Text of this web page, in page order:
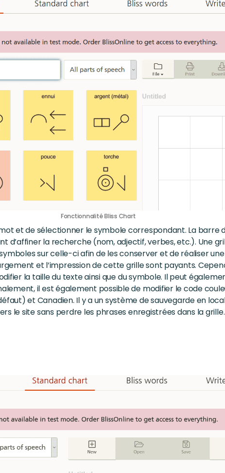
Fonctionnalité Bliss Chart
et de sélectionner le symbole correspondant. La barre
d’affiner la recherche (nom, adjectif, verbes, etc.). Une
sur celle-ci afin de les conserver et de réaliser
et l’impression de cette grille sont payants.
la taille du texte ainsi que du symbole. Il peut
il est également possible de modifier le code
et Canadien. Il y a un système de sauvegarde en
le site sans perdre les phrases enregistrées dans la grille.